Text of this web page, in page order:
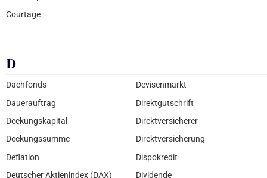
Courtage
D
Dachfonds
Dauerauftrag
Deckungskapital
Deckungssumme
Deflation
Deutscher Aktienindex (DAX)
Devisenmarkt
Direktgutschrift
Direktversicherer
Direktversicherung
Dispokredit
Dividende